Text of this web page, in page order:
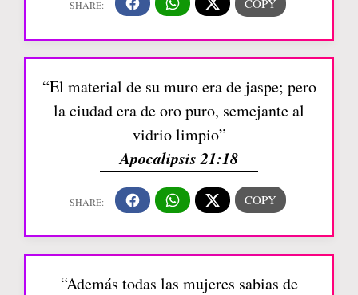
“El material de su muro era de jaspe; pero
la ciudad era de oro puro, semejante al
vidrio limpio”
Apocalipsis 21:18
“Además todas las mujeres sabias de